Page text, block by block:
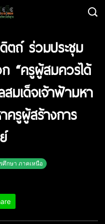
ถ์ ร่วมประชุม
“ครูผู้สมควรได้
มเด็จเจ้าฟ้ามหา
ครูผู้สร้างการ
ศึกษา ภาคเหนือ